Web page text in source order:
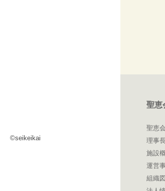
©seikeikai
聖恵
聖恵
理事
施設
運営
組織図